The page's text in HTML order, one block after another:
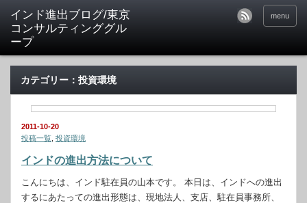
インド進出ブログ/東京
コンサルティンググル
ープ
menu
カテゴリー：投資環境
2011-10-20
投稿一覧 投資環境
インドの進出方法について
こんにちは、インド駐在員の山本です。 本日は、インドへの進出
するにあたっての進出形態は、現地法人、支店、駐在員事務所、